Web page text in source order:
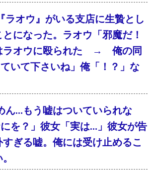
ラオウ』がいる支店に生贄とし
になった。ラオウ「邪魔だ！
ラオウに殴られた → 俺の同
いて下さいね」俺「！？」な
ん…もう嘘はついていられな
を？」彼女「実は…」彼女が告
ぎる嘘。俺には受け止めるこ